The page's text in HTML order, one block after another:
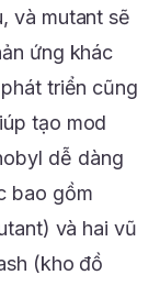
và mutant sẽ
ứng khác
triển cũng
tạo mod
dễ dàng
bao gồm
và hai vũ
(kho đồ